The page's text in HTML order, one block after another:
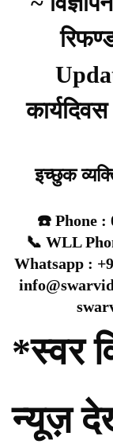
इच्छुक
☎️ Phone :
📞 WLL
Whatsapp :
*स्वर
न्यूज़